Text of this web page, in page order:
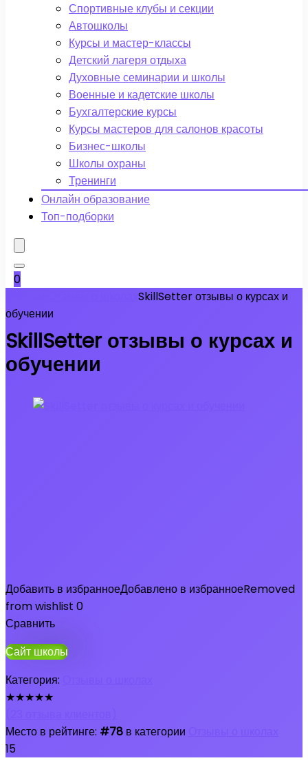
Спортивные клубы и секции
Автошколы
Курсы и мастер-классы
Детский лагеря отдыха
Духовные семинарии и школы
Военные и кадетские школы
Бухгалтерские курсы
Курсы мастеров для салонов красоты
Бизнес-школы
Школы охраны
Тренинги
Онлайн образование
Топ-подборки
0
SkillSetter отзывы о курсах и
обучении
SkillSetter отзывы о курсах и
обучении
Добавить в избранноеДобавлено в избранноеRemoved
from wishlist 0
Сравнить
Сайт школы
Категория:
★★★★★
Место в рейтинге: #78 в категории
15